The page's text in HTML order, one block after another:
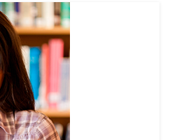
curso possibilita a
para atuar em espaços